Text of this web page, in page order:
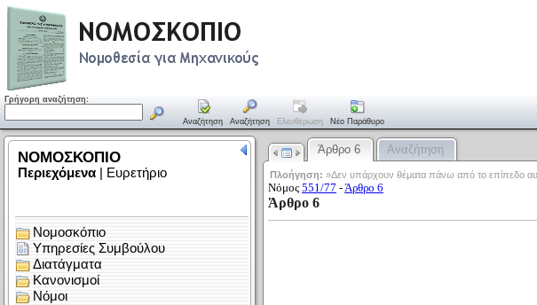
Γρήγορη αναζήτηση:
Αναζήτηση Αναζήτηση Ελευθέρωση Νέο Παράθυρο
Άρθρο 6 Αναζήτηση